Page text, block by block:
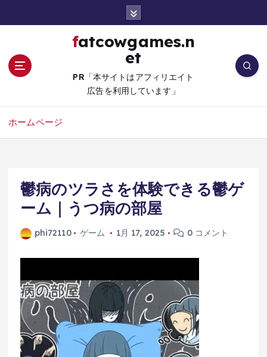
fatcowgames.n
et
PR「本サイトはアフィリエイト
広告を利用しています」
ホームページ
鬱病のツラさを体験できる鬱ゲ
ーム｜うつ病の部屋
phi72110 ゲーム 1月 17, 2025 0 コメント